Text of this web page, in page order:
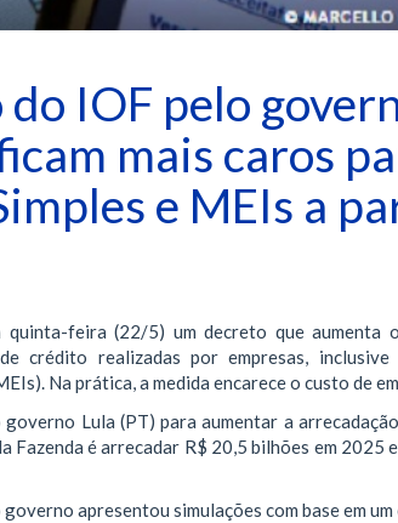
IOF pelo
mais caros
e MEIs a
feira (22/5) um decreto que aumenta
crédito realizadas por empresas,
Na prática, a medida encarece o custo de
Lula (PT) para aumentar a
Fazenda é arrecadar R$ 20,5 bilhões em 2025
apresentou simulações com base em